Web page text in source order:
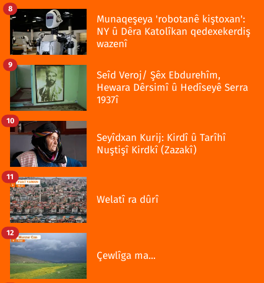
Munaqeşeya 'robotanê kiştoxan':
NY û Dêra Katolîkan qedexekerdiş
wazenî
8
Seîd Veroj/ Şêx Ebdurehîm,
Hewara Dêrsimî û Hedîseyê Serra
1937î
9
Seyîdxan Kurij: Kirdî û Tarîhî
Nuştişî Kirdkî (Zazakî)
10
Welatî ra dûrî
11
Çewlîga ma...
12